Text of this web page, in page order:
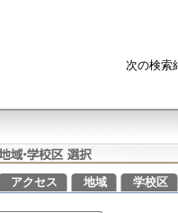
次の検
アクセス 地域 学校区